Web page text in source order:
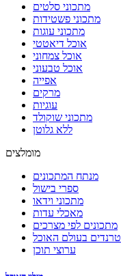
מתכוני סלטים
מתכוני פשטידות
מתכוני עוגות
אוכל דיאטטי
אוכל צמחוני
אוכל טבעוני
אפייה
מרקים
עוגיות
מתכוני שוקולד
ללא גלוטן
מומלצים
מנתח המתכונים
ספרי בישול
מתכוני וידאו
מאכלי עדות
מתכונים לפי מצרכים
טרנדים בעולם האוכל
ערוצי תוכן